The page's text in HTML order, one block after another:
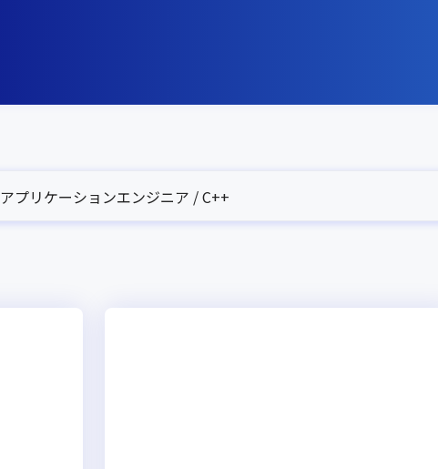
アプリケーションエンジニア / C++